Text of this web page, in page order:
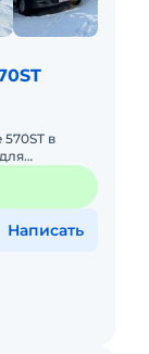
в
Написать